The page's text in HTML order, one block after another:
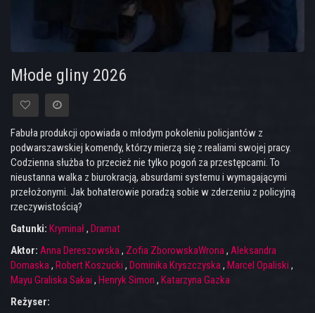
Młode gliny 2026
Fabuła produkcji opowiada o młodym pokoleniu policjantów z
podwarszawskiej komendy, którzy mierzą się z realiami swojej pracy.
Codzienna służba to przecież nie tylko pogoń za przestępcami. To
nieustanna walka z biurokracją, absurdami systemu i wymagającymi
przełożonymi. Jak bohaterowie poradzą sobie w zderzeniu z policyjną
rzeczywistością?
Gatunki: Kryminał, Dramat
Aktor: Anna Dereszowska, Zofia ZborowskaWrona, Aleksandra
Domaska, Robert Koszucki , Dominika Kryszczyska, Marcel Opaliski ,
Mayu Graliska Sakai , Henryk Simon , Katarzyna Gazka
Reżyser: